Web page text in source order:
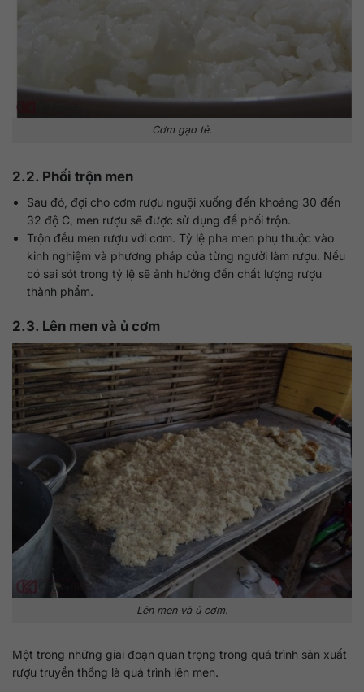
Cơm gạo tẻ.
2.2. Phối trộn men
Sau đó, đợi cho cơm rượu nguội xuống đến khoảng 30 đến
32 độ C, men rượu sẽ được sử dụng để phối trộn.
Trộn đều men rượu với cơm. Tỷ lệ pha men phụ thuộc vào
kinh nghiệm và phương pháp của từng người làm rượu. Nếu
có sai sót trong tỷ lệ sẽ ảnh hưởng đến chất lượng rượu
thành phẩm.
2.3. Lên men và ủ cơm
Lên men và ủ cơm.
Một trong những giai đoạn quan trọng trong quá trình sản xuất
rượu truyền thống là quá trình lên men.